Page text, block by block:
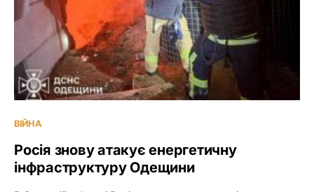
ВІЙНА
Росія знову атакує енергетичну
інфраструктуру Одещини